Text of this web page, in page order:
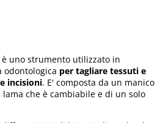
è uno strumento utilizzato in
odontologica per tagliare tessuti e
incisioni. E' composta da un manico
lama che è cambiabile e di un solo